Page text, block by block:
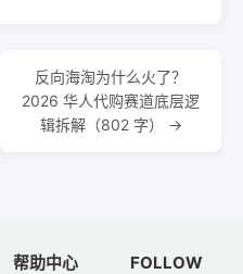
反向海淘为什么火了？
2026 华人代购赛道底层逻
辑拆解（802 字） →
帮助中心
FOLLOW